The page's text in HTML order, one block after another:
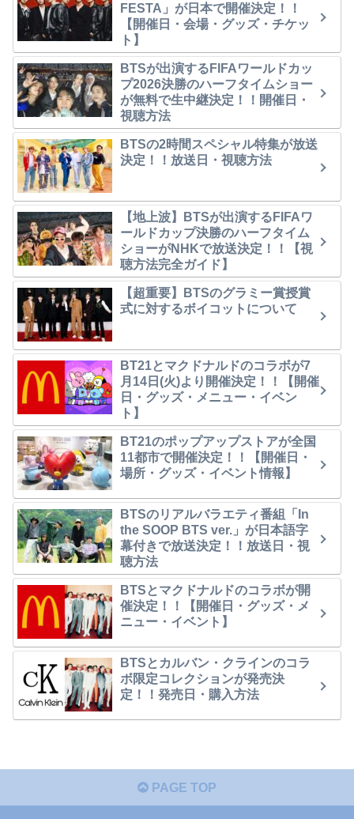
FESTA」が日本で開催決定！！
【開催日・会場・グッズ・チケッ
ト】
BTSが出演するFIFAワールドカッ
プ2026決勝のハーフタイムショー
が無料で生中継決定！！開催日・
視聴方法
BTSの2時間スペシャル特集が放送
決定！！放送日・視聴方法
【地上波】BTSが出演するFIFAワ
ールドカップ決勝のハーフタイム
ショーがNHKで放送決定！！【視
聴方法完全ガイド】
【超重要】BTSのグラミー賞授賞
式に対するボイコットについて
BT21とマクドナルドのコラボが7
月14日(火)より開催決定！！【開催
日・グッズ・メニュー・イベン
ト】
BT21のポップアップストアが全国
11都市で開催決定！！【開催日・
場所・グッズ・イベント情報】
BTSのリアルバラエティ番組「In
the SOOP BTS ver.」が日本語字
幕付きで放送決定！！放送日・視
聴方法
BTSとマクドナルドのコラボが開
催決定！！【開催日・グッズ・メ
ニュー・イベント】
BTSとカルバン・クラインのコラ
ボ限定コレクションが発売決
定！！発売日・購入方法
PAGE TOP